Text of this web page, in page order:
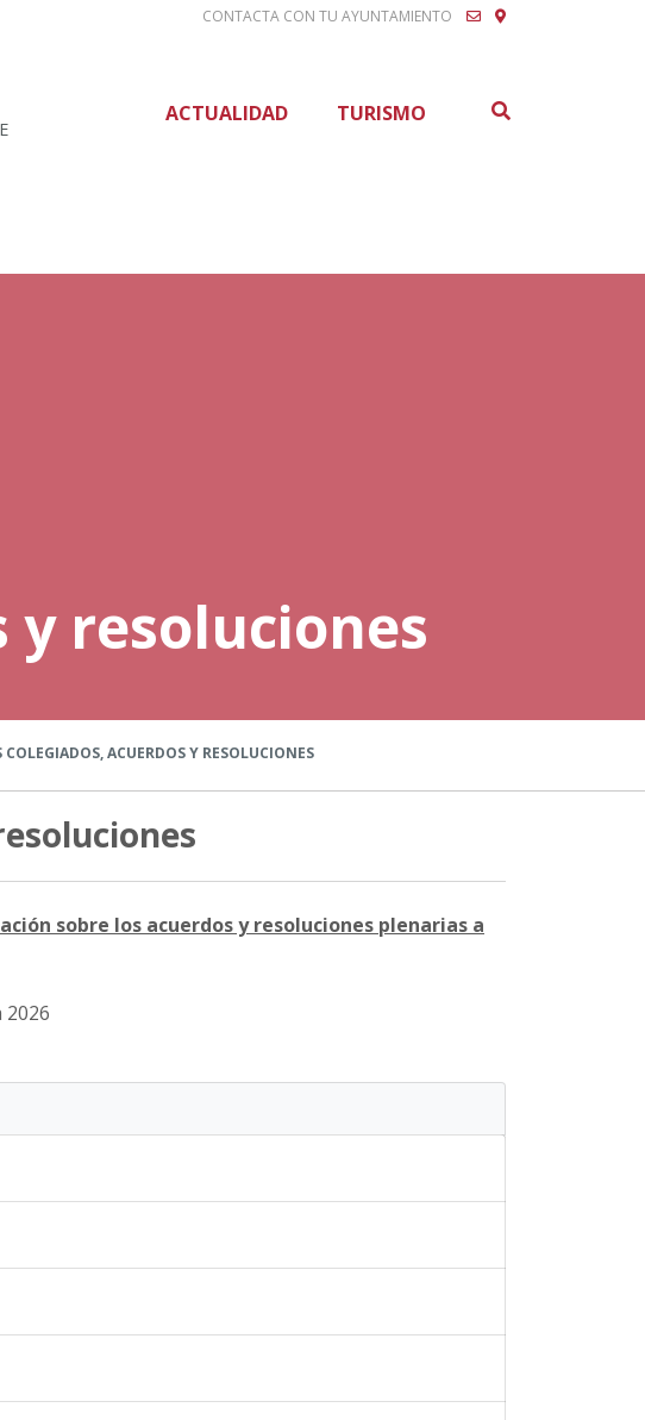
CONTACTA CON TU AYUNTAMIENTO
ACTUALIDAD TURISMO
y resoluciones
COLEGIADOS, ACUERDOS Y RESOLUCIONES
sobre los acuerdos y resoluciones plenarias a
2026